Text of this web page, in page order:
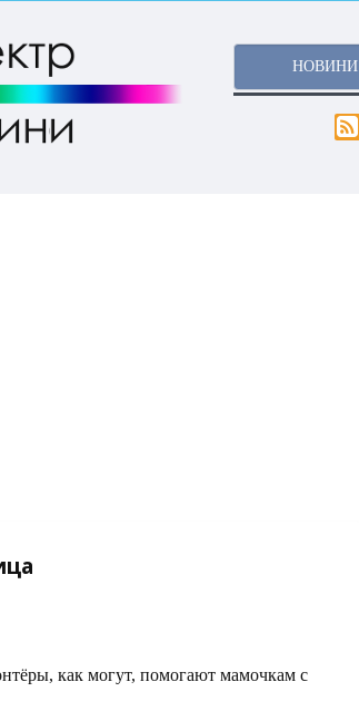
НОВИНИ
как могут, помогают мамочкам с